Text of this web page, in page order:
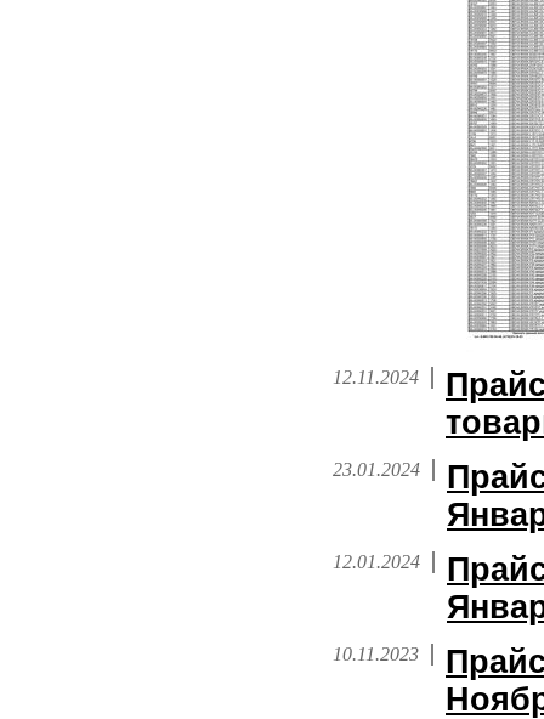
12.11.2024
23.01.2024
12.01.2024
10.11.2023